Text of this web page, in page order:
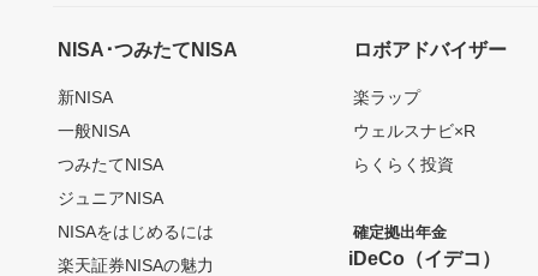
NISA･つみたてNISA
新NISA
一般NISA
つみたてNISA
ジュニアNISA
NISAをはじめるには
楽天証券NISAの魅力
ロボアドバイザー
楽ラップ
ウェルスナビ×R
らくらく投資
確定拠出年金
iDeCo（イデコ）